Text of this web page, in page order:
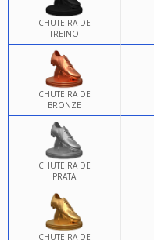
CHUTEIRA DE
TREINO
CHUTEIRA DE
BRONZE
CHUTEIRA DE
PRATA
CHUTEIRA DE